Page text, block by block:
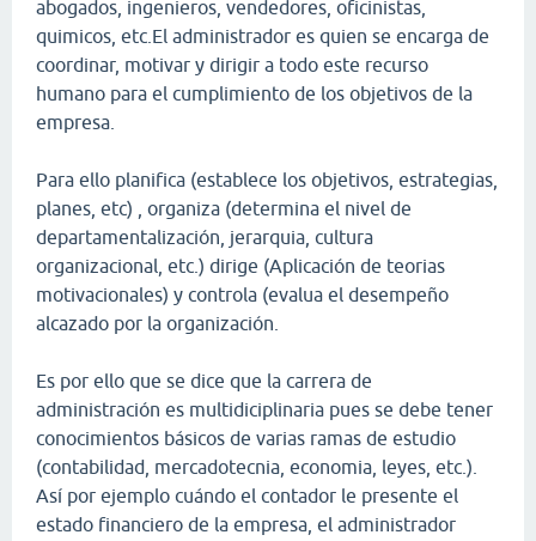
abogados, ingenieros, vendedores, oficinistas,
quimicos, etc.El administrador es quien se encarga de
coordinar, motivar y dirigir a todo este recurso
humano para el cumplimiento de los objetivos de la
empresa.
Para ello planifica (establece los objetivos, estrategias,
planes, etc) , organiza (determina el nivel de
departamentalización, jerarquia, cultura
organizacional, etc.) dirige (Aplicación de teorias
motivacionales) y controla (evalua el desempeño
alcazado por la organización.
Es por ello que se dice que la carrera de
administración es multidiciplinaria pues se debe tener
conocimientos básicos de varias ramas de estudio
(contabilidad, mercadotecnia, economia, leyes, etc.).
Así por ejemplo cuándo el contador le presente el
estado financiero de la empresa, el administrador